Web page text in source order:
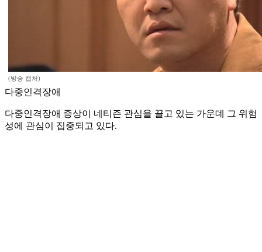
(방송 캡처)
다중인격장애
다중인격장애 증상이 네티즌 관심을 끌고 있는 가운데 그 위험
성에 관심이 집중되고 있다.